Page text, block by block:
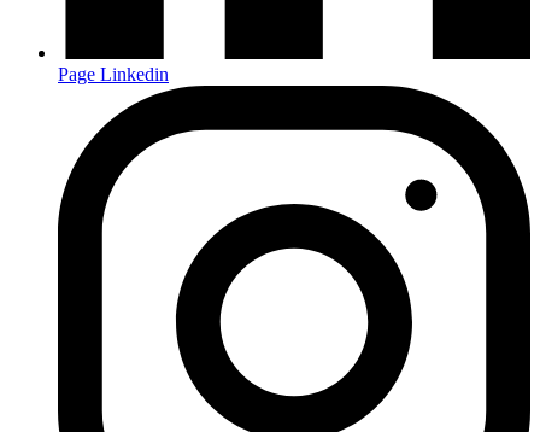
Page Linkedin